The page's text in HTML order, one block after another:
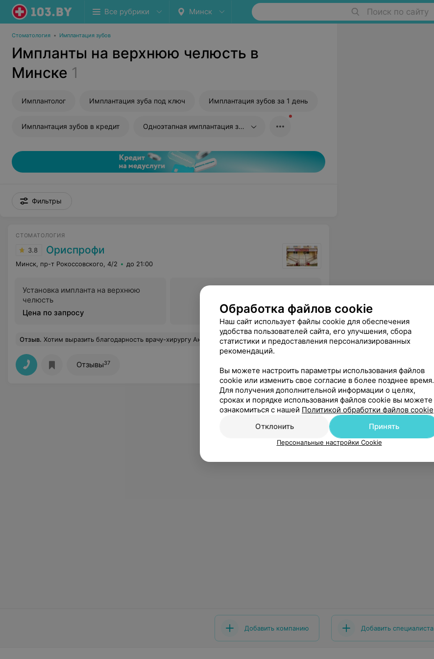
Все рубрики Минск Поиск по сайту
Стоматология • Имплантация зубов
Импланты на верхнюю челюсть в
Минске 1
Имплантолог Имплантация зуба под ключ Имплантация зубов за 1 день
Имплантация зубов в кредит Одноэтапная имплантация зубов
Фильтры
СТОМАТОЛОГИЯ
3.8 Ориспрофи
Минск, пр-т Рокоссовского, 4/2 до 21:00
Установка импланта на верхнюю
челюсть
Цена по запросу
Отзыв. Хотим выразить благодарность врачу-хирургу Анашкину Сергею Николаевичу. Обращались с удалением сверхкомплектного зуба у 5летней дочери. Благодаря чуткости и внимательности доктора ребёнок не боялся и не плакал. Спасибо Вам большое! Еще
Отзывы37
Добавить компанию Добавить специалиста
Обработка файлов cookie
Наш сайт использует файлы cookie для обеспечения
удобства пользователей сайта, его улучшения, сбора
статистики и предоставления персонализированных
рекомендаций.
Вы можете настроить параметры использования файлов
cookie или изменить свое согласие в более позднее время.
Для получения дополнительной информации о целях,
сроках и порядке использования файлов cookie вы можете
ознакомиться с нашей Политикой обработки файлов cookie
Отклонить
Принять
Персональные настройки Cookie